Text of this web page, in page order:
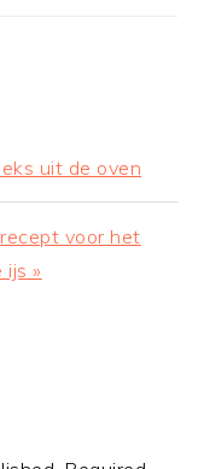
uit de oven
voor het
»